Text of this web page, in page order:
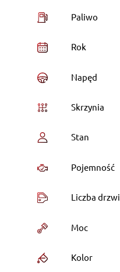
Paliwo
Rok
Napęd
Skrzynia
Stan
Pojemność
Liczba drzwi
Moc
Kolor